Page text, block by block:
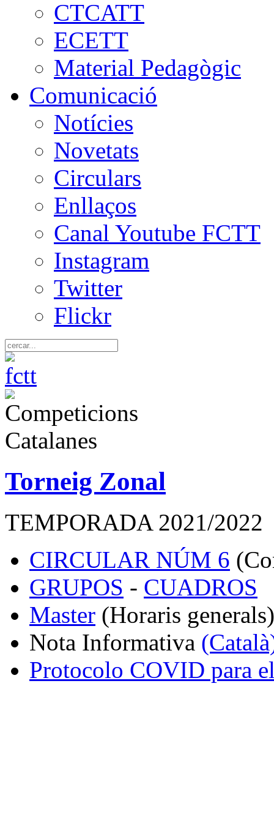
CTCATT
ECETT
Material Pedagògic
Comunicació
Notícies
Novetats
Circulars
Enllaços
Canal Youtube FCTT
Instagram
Twitter
Flickr
Torneig Zonal
TEMPORADA 2021/2022
CIRCULAR NÚM 6
GRUPOS - CUADROS
Master (Horaris generals)
Nota Informativa
Protocolo COVID para